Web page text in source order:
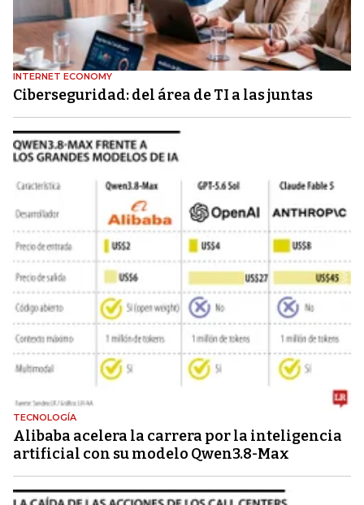
INTERNET ECONOMY
Ciberseguridad: del área de TI a las juntas
TECNOLOGÍA
Alibaba acelera la carrera por la inteligencia
artificial con su modelo Qwen3.8-Max